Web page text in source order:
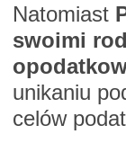
Natomiast
swoimi
unikaniu
celów